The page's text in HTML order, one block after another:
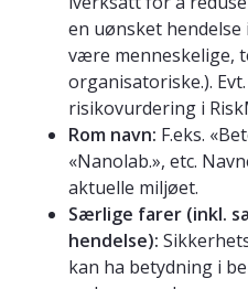
en uønsket
være menneskelige,
organisatoriske.).
risikovurdering i
Rom navn: F.eks.
«Nanolab.», etc.
aktuelle miljøet.
Særlige farer (inkl.
hendelse):
kan ha betydning i